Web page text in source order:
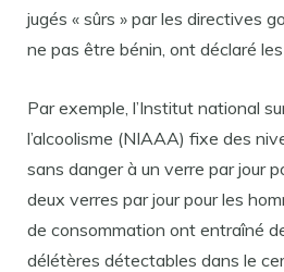
jugés « sûrs » par les directives
ne pas être bénin, ont déclaré
Par exemple, l’Institut national
l’alcoolisme (NIAAA) fixe des
sans danger à un verre par jour
deux verres par jour pour les
de consommation ont entraîné
délétères détectables dans le